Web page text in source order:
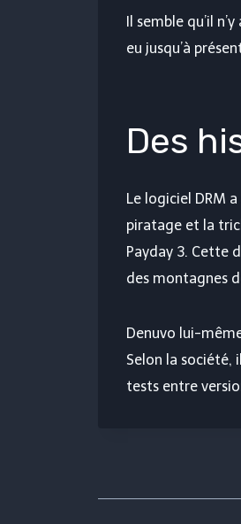
Il semble qu’il
eu jusqu’à
Des
Le logiciel DRM
piratage et la
Payday 3. Cette
des montagnes
Denuvo lui-
Selon la société,
tests entre